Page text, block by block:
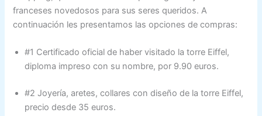
franceses novedosos para sus seres queridos. A
continuación les presentamos las opciones de compras:
#1 Certificado oficial de haber visitado la torre Eiffel,
diploma impreso con su nombre, por 9.90 euros.
#2 Joyería, aretes, collares con diseño de la torre Eiffel,
precio desde 35 euros.